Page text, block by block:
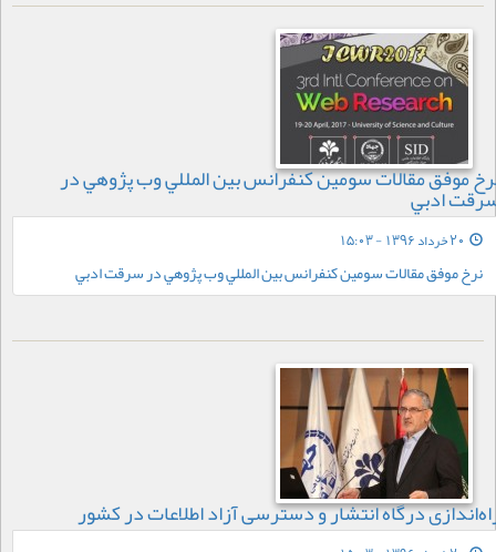
موفق مقالات سومين كنفرانس بين المللي وب پژوهي در
ادبي
نرخ موفق مقالات سومين كنفرانس بين المللي وب پژوهي در سرقت ادبي
درگاه انتشار و دسترسی آزاد اطلاعات در کشور